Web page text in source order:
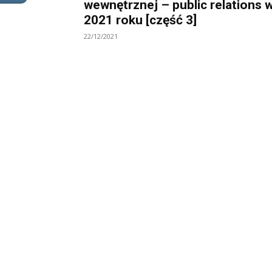
wewnętrznej – public relations
2021 roku [część 3]
22/12/2021